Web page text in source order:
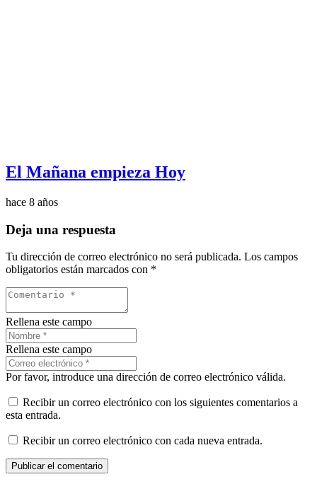
El Mañana empieza Hoy
hace 8 años
Deja una respuesta
Tu dirección de correo electrónico no será publicada. Los campos
obligatorios están marcados con *
Rellena este campo
Rellena este campo
Por favor, introduce una dirección de correo electrónico válida.
Recibir un correo electrónico con los siguientes comentarios a
esta entrada.
Recibir un correo electrónico con cada nueva entrada.
Publicar el comentario